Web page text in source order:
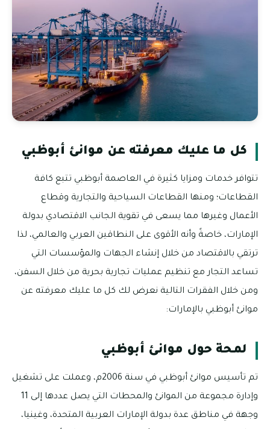
كل ما عليك معرفته عن موانئ أبوظبي
تتوافر خدمات ومزايا كثيرة في العاصمة أبوظبي تتبع كافة
القطاعات؛ ومنها القطاعات السياحية والتجارية وقطاع
الأعمال وغيرها مما يسعى في تقوية الجانب الاقتصادي بدولة
الإمارات، خاصةً وأنه الأقوى على النطاقين العربي والعالمي، لذا
ترتقي بالاقتصاد من خلال إنشاء الجهات والمؤسسات التي
تساعد التجار مع تنظيم عمليات تجارية بحرية من خلال السفن،
ومن خلال الفقرات التالية نعرض لك كل ما عليك معرفته عن
موانئ أبوظبي بالإمارات:
لمحة حول موانئ أبوظبي
تم تأسيس موانئ أبوظبي في سنة 2006م، وعملت على تشغيل
وإدارة مجموعة من الموانئ والمحطات التي يصل عددها إلى 11
وجهة في مناطق عدة بدولة الإمارات العربية المتحدة، وغينيا،